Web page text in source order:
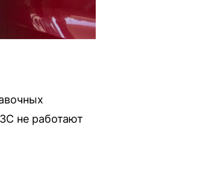
не работают